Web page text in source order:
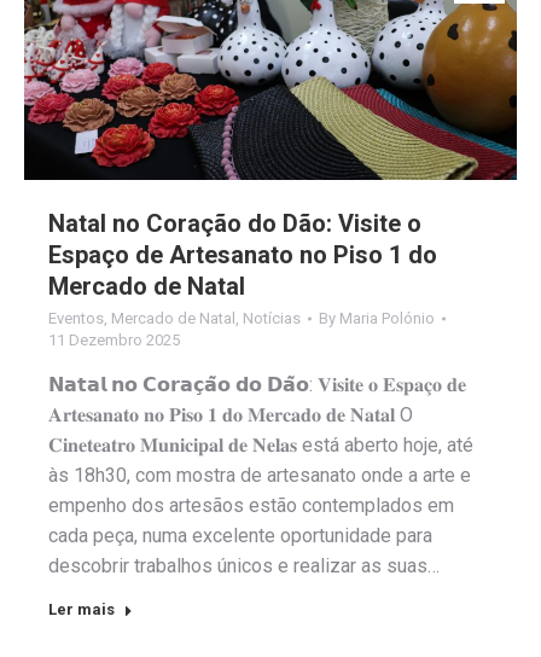
Natal no Coração do Dão: Visite o
Espaço de Artesanato no Piso 1 do
Mercado de Natal
Eventos Mercado de Natal Notícias By Maria Polónio
11 Dezembro 2025
𝗡𝗮𝘁𝗮𝗹 𝗻𝗼 𝗖𝗼𝗿𝗮𝗰̧𝗮̃𝗼 𝗱𝗼 𝗗𝗮̃𝗼: 𝐕𝐢𝐬𝐢𝐭𝐞 𝐨 𝐄𝐬𝐩𝐚𝐜̧𝐨 𝐝𝐞
𝐀𝐫𝐭𝐞𝐬𝐚𝐧𝐚𝐭𝐨 𝐧𝐨 𝐏𝐢𝐬𝐨 𝟏 𝐝𝐨 𝐌𝐞𝐫𝐜𝐚𝐝𝐨 𝐝𝐞 𝐍𝐚𝐭𝐚𝐥 O
𝐂𝐢𝐧𝐞𝐭𝐞𝐚𝐭𝐫𝐨 𝐌𝐮𝐧𝐢𝐜𝐢𝐩𝐚𝐥 𝐝𝐞 𝐍𝐞𝐥𝐚𝐬 está aberto hoje, até
às 18h30, com mostra de artesanato onde a arte e
empenho dos artesãos estão contemplados em
cada peça, numa excelente oportunidade para
descobrir trabalhos únicos e realizar as suas…
Ler mais